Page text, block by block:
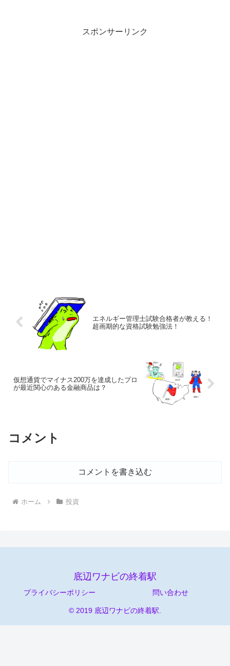
スポンサーリンク
エネルギー管理士試験合格者が教える！
超画期的な資格試験勉強法！
仮想通貨でマイナス200万を達成したプロ
が最近関心のある金融商品は？
コメント
コメントを書き込む
ホーム 投資
底辺ワナビの終着駅
プライバシーポリシー 問い合わせ
© 2019 底辺ワナビの終着駅.